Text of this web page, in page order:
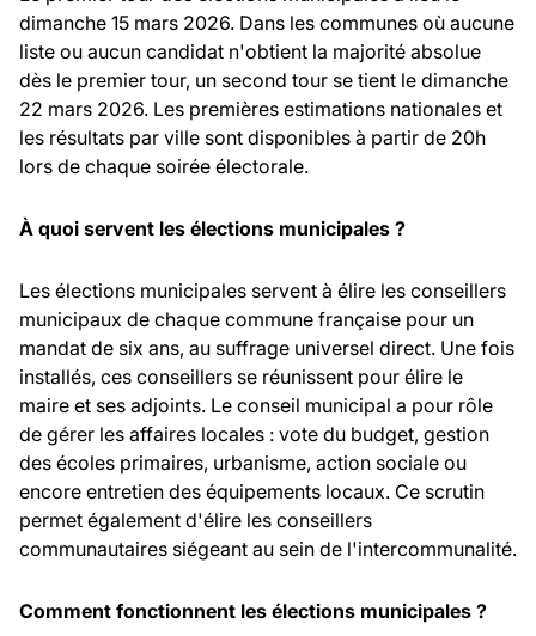
dimanche 15 mars 2026. Dans les communes où aucune
liste ou aucun candidat n'obtient la majorité absolue
dès le premier tour, un second tour se tient le dimanche
22 mars 2026. Les premières estimations nationales et
les résultats par ville sont disponibles à partir de 20h
lors de chaque soirée électorale.
À quoi servent les élections municipales ?
Les élections municipales servent à élire les conseillers
municipaux de chaque commune française pour un
mandat de six ans, au suffrage universel direct. Une fois
installés, ces conseillers se réunissent pour élire le
maire et ses adjoints. Le conseil municipal a pour rôle
de gérer les affaires locales : vote du budget, gestion
des écoles primaires, urbanisme, action sociale ou
encore entretien des équipements locaux. Ce scrutin
permet également d'élire les conseillers
communautaires siégeant au sein de l'intercommunalité.
Comment fonctionnent les élections municipales ?